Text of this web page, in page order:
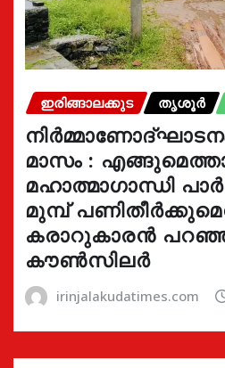
ഇരിങ്ങാലക്കുട തൃശൂർ
മാസം :
മഹാത്മാഗാന്ധി
മുമ്പ്
കരാറുകാരൻ
കൗൺസിലർ
irinjalakudatimes.com